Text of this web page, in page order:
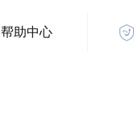
帮助中心